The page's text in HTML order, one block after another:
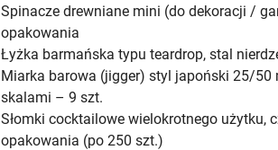
Spinacze drewniane mini (do dekoracji /
opakowania
Łyżka barmańska typu teardrop, stal
Miarka barowa (jigger) styl japoński 25/50
skalami – 9 szt.
Słomki cocktailowe wielokrotnego użytku,
opakowania (po 250 szt.)